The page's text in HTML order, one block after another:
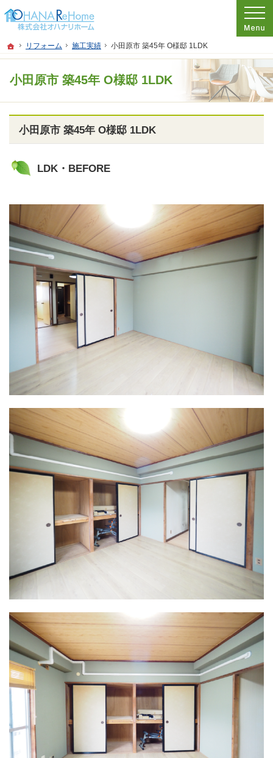
ホーム
リフォーム 施工実績 小田原市 築45年 O様邸 1LDK
小田原市 築45年 O様邸 1LDK
プロの目線からご提案。神奈川県茅ケ崎市のリフォームを手がける工務店なら当社
リフォームをお考えなら神奈川県茅ケ崎市の工務店【オハナリホーム】へ！
小田原市 築45年 O様邸 1LDK
LDK・BEFORE